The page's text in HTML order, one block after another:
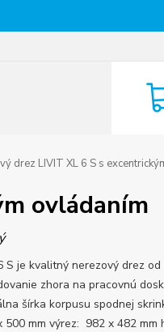
drez LIVIT XL 6 S s
ovládaním
S je kvalitný nerezový drez
zhora na pracovnú
šírka korpusu spodnej
mm výrez: 982 x 482 mm